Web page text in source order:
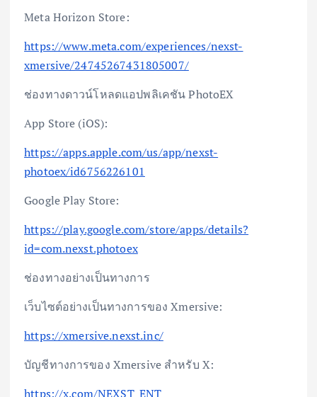
Meta Horizon Store:
https://www.meta.com/experiences/nexst-
xmersive/24745267431805007/
ช่องทางดาวน์โหลดแอปพลิเคชัน PhotoEX
App Store (iOS):
https://apps.apple.com/us/app/nexst-
photoex/id6756226101
Google Play Store:
https://play.google.com/store/apps/details?
id=com.nexst.photoex
ช่องทางอย่างเป็นทางการ
เว็บไซต์อย่างเป็นทางการของ Xmersive:
https://xmersive.nexst.inc/
บัญชีทางการของ Xmersive สำหรับ X:
https://x.com/NEXST_ENT